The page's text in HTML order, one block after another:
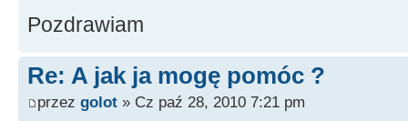
Pozdrawiam
Re: A jak ja mogę pomóc ?
przez golot » Cz paź 28, 2010 7:21 pm